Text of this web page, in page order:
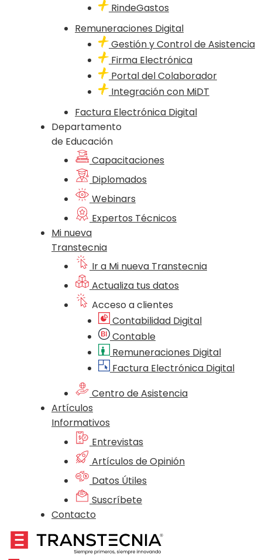
RindeGastos
Remuneraciones Digital
Gestión y Control de Asistencia
Firma Electrónica
Portal del Colaborador
Integración con MiDT
Factura Electrónica Digital
Departamento
de Educación
Capacitaciones
Diplomados
Webinars
Expertos Técnicos
Mi nueva
Transtecnia
Ir a Mi nueva Transtecnia
Actualiza tus datos
Acceso a clientes
Contabilidad Digital
Contable
Remuneraciones Digital
Factura Electrónica Digital
Centro de Asistencia
Artículos
Informativos
Entrevistas
Artículos de Opinión
Datos Útiles
Suscríbete
Contacto